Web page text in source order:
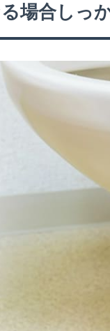
場合しっ